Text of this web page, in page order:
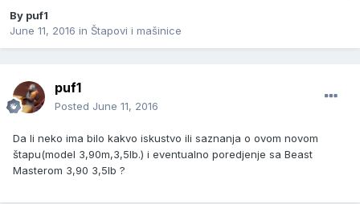
By puf1
June 11, 2016 in Štapovi i mašinice
puf1
Posted June 11, 2016
Da li neko ima bilo kakvo iskustvo ili saznanja o ovom novom
štapu(model 3,90m,3,5lb.) i eventualno poredjenje sa Beast
Masterom 3,90 3,5lb ?